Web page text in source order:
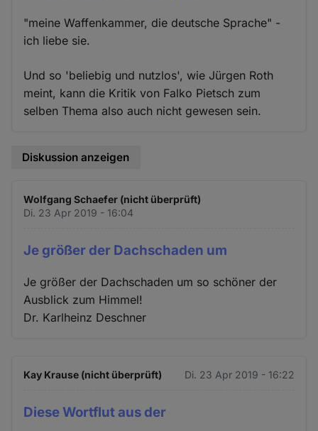
"meine Waffenkammer, die deutsche Sprache" -
ich liebe sie.
Und so 'beliebig und nutzlos', wie Jürgen Roth
meint, kann die Kritik von Falko Pietsch zum
selben Thema also auch nicht gewesen sein.
Diskussion anzeigen
Wolfgang Schaefer (nicht überprüft)
Di. 23 Apr 2019 - 16:04
Je größer der Dachschaden um
Je größer der Dachschaden um so schöner der
Ausblick zum Himmel!
Dr. Karlheinz Deschner
Kay Krause (nicht überprüft) Di. 23 Apr 2019 - 16:22
Diese Wortflut aus der